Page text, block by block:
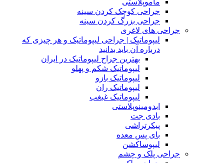
جراحی کوچک کردن سینه
جراحی بزرگ کردن سینه
جراحی های لاغری
لیپوماتیک | جراحی لیپوماتیک و هر چیزی که
درباره آن باید بدانید
بهترین جراح لیپوماتیک در ایران
لیپوماتیک شکم و پهلو
لیپوماتیک بازو
لیپوماتیک ران
لیپوماتیک غبغب
ابدومینوپلاستی
بادی‌ جت
پیکرتراشی
بای پس معده
لیپوساکشن
جراحی پلک و چشم